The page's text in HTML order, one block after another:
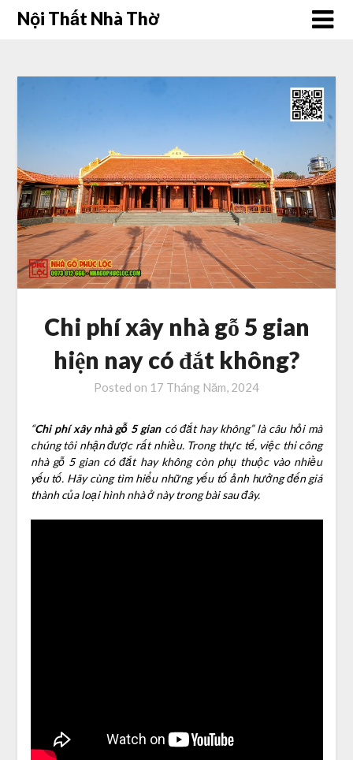
SkipNội Thất Nhà Thờ
Chi phí xây nhà gỗ 5 gian
hiện nay có đắt không?
Posted on 17 Tháng Năm, 2024
“Chi phí xây nhà gỗ 5 giancó đắt hay không” là câu hỏi mà
chúng tôi nhận được rất nhiều. Trong thực tế, việc thi công
nhà gỗ 5 gian có đắt hay không còn phụ thuộc vào nhiều
yếu tố. Hãy cùng tìm hiểu những yếu tố ảnh hưởng đến giá
thành của loại hình nhà ở này trong bài sau đây.